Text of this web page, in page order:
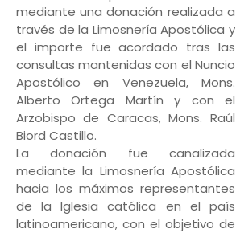
mediante una donación realizada a
través de la Limosnería Apostólica y
el importe fue acordado tras las
consultas mantenidas con el Nuncio
Apostólico en Venezuela, Mons.
Alberto Ortega Martín y con el
Arzobispo de Caracas, Mons. Raúl
Biord Castillo.
La donación fue canalizada
mediante la Limosnería Apostólica
hacia los máximos representantes
de la Iglesia católica en el país
latinoamericano, con el objetivo de